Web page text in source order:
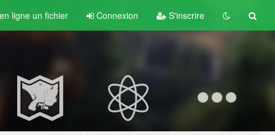
ligne un fichier Connexion S'inscrire